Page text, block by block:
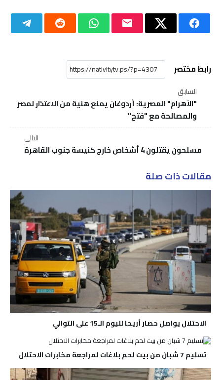
رابط مختصر
السابق
"الأهرام" المصرية: أردوغان يمنع هنية من الاعتذار لمصر
والمصالحة مع "فتح"
التالي
مسلحون يقتلون 4 أشخاص خارج كنيسة جنوب القاهرة
مقالات ذات صلة
الاحتلال يواصل حصار أريحا لليوم الـ15 على التوالي
تسليم 7 شبان من بيت لحم بلاغات لمراجعة مخابرات الاحتلال